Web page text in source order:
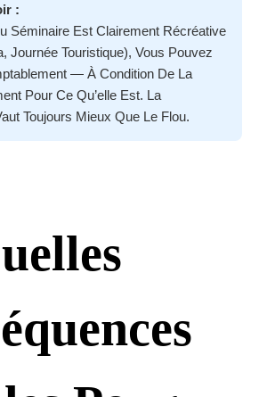
:
Séminaire Est Clairement Récréative
Journée Touristique), Vous Pouvez
— À Condition De La
Pour Ce Qu’elle Est. La
Toujours Mieux Que Le Flou.